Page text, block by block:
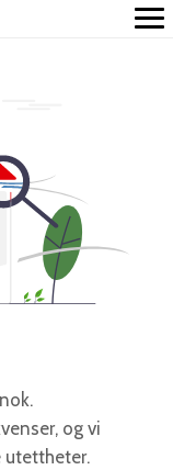
og vi
utettheter.